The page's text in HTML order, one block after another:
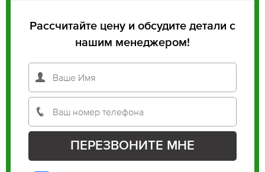
Рассчитайте цену и обсудите детали с
нашим менеджером!